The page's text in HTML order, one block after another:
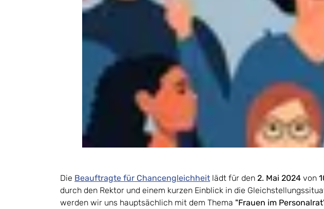
Die Beauftragte für Chancengleichheit lädt für den 2. Mai 2024 von
durch den Rektor und einem kurzen Einblick in die
werden wir uns hauptsächlich mit dem Thema "Frauen im